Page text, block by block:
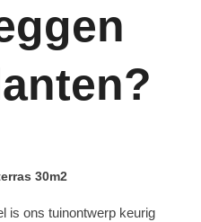
30m2
is ons tuinontwerp keurig